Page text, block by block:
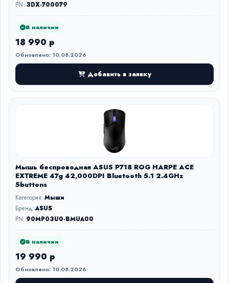
PN: 3DX-700079
В наличии
18 990 р
Обновлено: 10.08.2026
Добавить в заявку
Мышь беспроводная ASUS P718 ROG HARPE ACE
EXTREME 47g 42,000DPI Bluetooth 5.1 2.4GHz
5buttons
Категория:Мыши
Бренд:ASUS
PN: 90MP03U0-BMUA00
В наличии
19 990 р
Обновлено: 10.08.2026